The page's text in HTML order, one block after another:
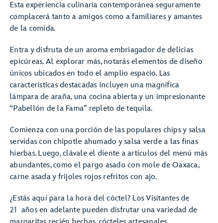
Esta experiencia culinaria contemporánea seguramente
complacerá tanto a amigos como a familiares y amantes
de la comida.
Entra y disfruta de un aroma embriagador de delicias
epicúreas. Al explorar más, notarás elementos de diseño
únicos ubicados en todo el amplio espacio. Las
características destacadas incluyen una magnífica
lámpara de araña, una cocina abierta y un impresionante
“Pabellón de la Fama” repleto de tequila.
Comienza con una porción de las populares chips y salsa
servidas con chipotle ahumado y salsa verde a las finas
hierbas. Luego, clávale el diente a artículos del menú más
abundantes, como el pargo asado con mole de Oaxaca,
carne asada y frijoles rojos refritos con ajo.
¿Estás aquí para la hora del cóctel? Los Visitantes de
21 años en adelante pueden disfrutar una variedad de